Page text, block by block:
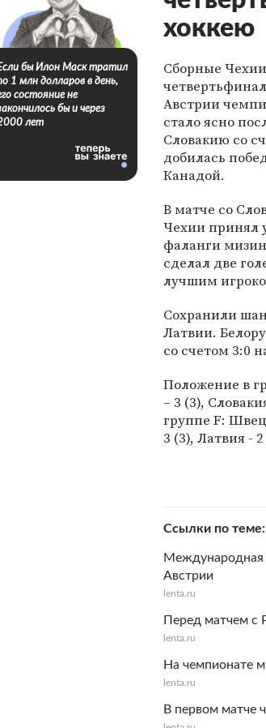
хоккею
Сборные
Австрии
стало ясно
Словакию со
добилась
Канадой.
В матче со
Чехии принял
фаланги
сделал две
лучшим
Сохранили
Латвии.
со счетом 3:0
Положение в
– 3 (3),
группе F:
3 (3), Латвия -
Ссылки по теме
Международная
Австрии
lenta.ru
Перед матчем с
lenta.ru
На чемпионате
lenta.ru
В первом матче
бы Илон Маск тратил
1 млн долларов в день,
состояние не
бы и через
лет